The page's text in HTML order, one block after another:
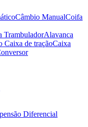
Câmbio ManualCoifa
TrambuladorAlavanca
Caixa de traçãoCaixa
Diferencial